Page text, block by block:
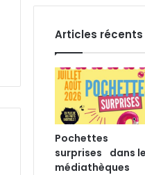
Articles récents
Pochettes
surprises dans
médiathèques